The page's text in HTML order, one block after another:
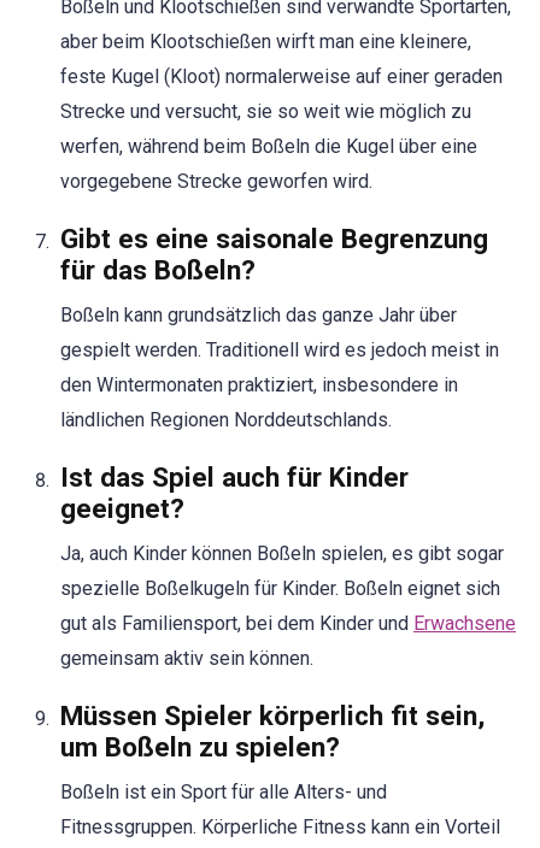
Boßeln und Klootschießen sind verwandte Sportarten,
aber beim Klootschießen wirft man eine kleinere,
feste Kugel (Kloot) normalerweise auf einer geraden
Strecke und versucht, sie so weit wie möglich zu
werfen, während beim Boßeln die Kugel über eine
vorgegebene Strecke geworfen wird.
Gibt es eine saisonale Begrenzung
für das Boßeln?
Boßeln kann grundsätzlich das ganze Jahr über
gespielt werden. Traditionell wird es jedoch meist in
den Wintermonaten praktiziert, insbesondere in
ländlichen Regionen Norddeutschlands.
Ist das Spiel auch für Kinder
geeignet?
Ja, auch Kinder können Boßeln spielen, es gibt sogar
spezielle Boßelkugeln für Kinder. Boßeln eignet sich
gut als Familiensport, bei dem Kinder und Erwachsene
gemeinsam aktiv sein können.
Müssen Spieler körperlich fit sein,
um Boßeln zu spielen?
Boßeln ist ein Sport für alle Alters- und
Fitnessgruppen. Körperliche Fitness kann ein Vorteil